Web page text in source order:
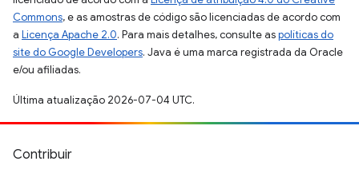
Commons, e as amostras de código são licenciadas de acordo com
a Licença Apache 2.0. Para mais detalhes, consulte aspolíticas do
site do Google Developers. Java é uma marca registrada da Oracle
e/ou afiliadas.
Última atualização 2026-07-04 UTC.
Contribuir